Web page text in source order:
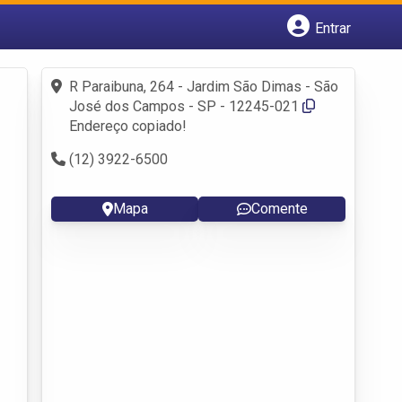
Entrar
Fazer login
Criar conta
R Paraibuna, 264 - Jardim São Dimas - São
José dos Campos - SP - 12245-021
Endereço copiado!
(12) 3922-6500
Mapa Comente